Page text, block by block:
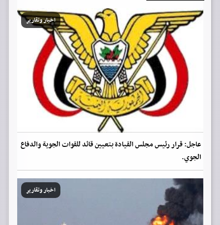
اخبار وتقارير
عاجل: قرار رئيس مجلس القيادة بتعيين قائد للقوات الجوية والدفاع
الجوي.
اخبار وتقارير